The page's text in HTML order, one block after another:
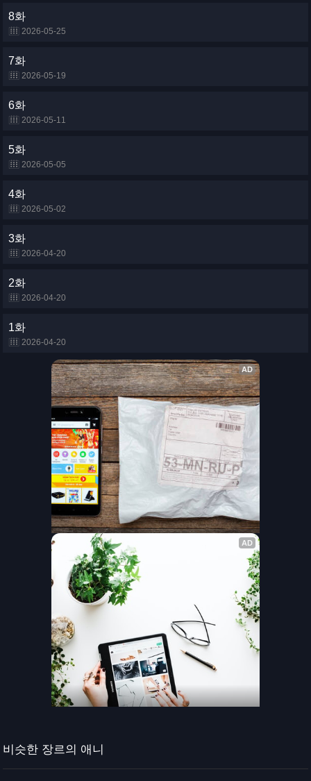
8화
2026-05-25
7화
2026-05-19
6화
2026-05-11
5화
2026-05-05
4화
2026-05-02
3화
2026-04-20
2화
2026-04-20
1화
2026-04-20
비슷한 장르의 애니